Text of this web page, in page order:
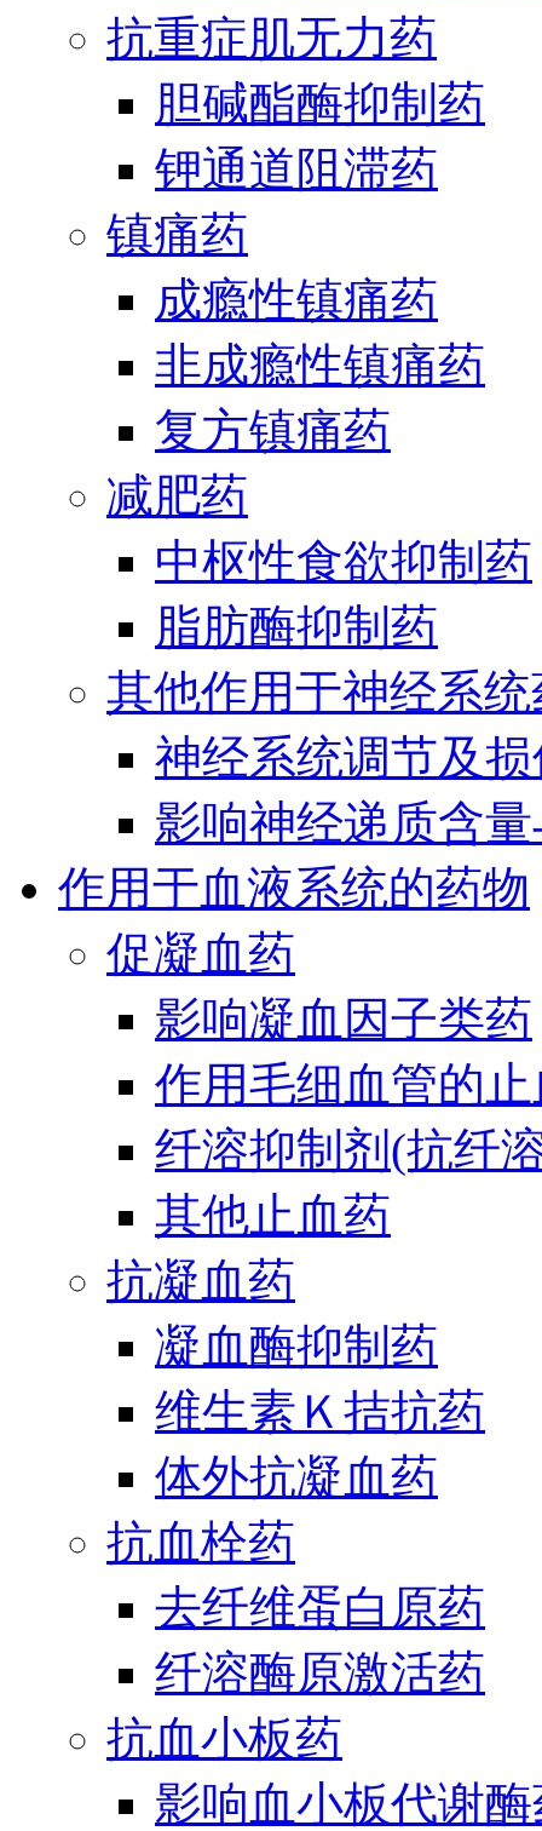
抗重症肌无力药
胆碱酯酶抑制药
钾通道阻滞药
镇痛药
成瘾性镇痛药
非成瘾性镇痛药
复方镇痛药
减肥药
中枢性食欲抑制药
脂肪酶抑制药
其他作用于神经系统
神经系统调节及
影响神经递质含
作用于血液系统的药物
促凝血药
影响凝血因子类药
作用毛细血管的
纤溶抑制剂(抗纤
其他止血药
抗凝血药
凝血酶抑制药
维生素Ｋ拮抗药
体外抗凝血药
抗血栓药
去纤维蛋白原药
纤溶酶原激活药
抗血小板药
影响血小板代谢